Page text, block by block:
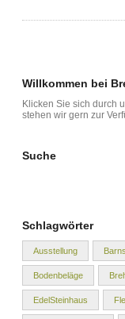
Willkommen bei
Klicken Sie sich durch
stehen wir gern zur
Suche
Schlagwörter
Ausstellung
Bodenbeläge
EdelSteinhaus